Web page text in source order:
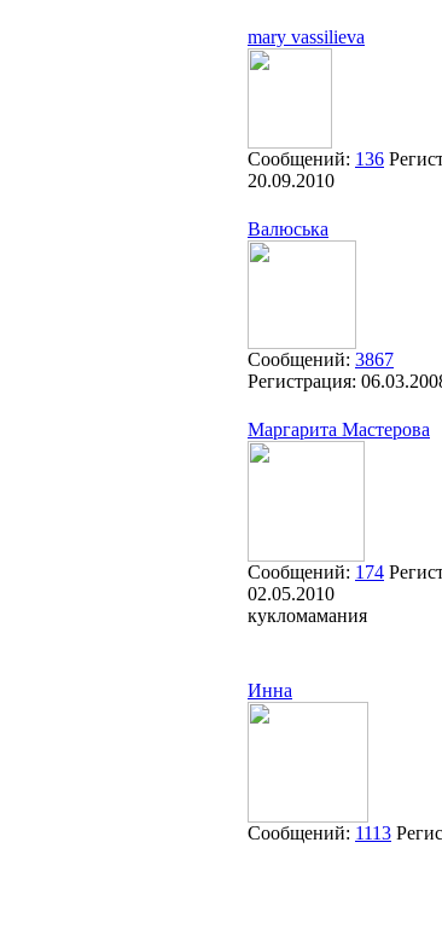
mary vassilieva
Сообщений: 136
20.09.2010
Валюська
Сообщений: 3867
Регистрация:
Маргарита Мастерова
Сообщений: 174
02.05.2010
кукломамания
Инна
Сообщений: 1113